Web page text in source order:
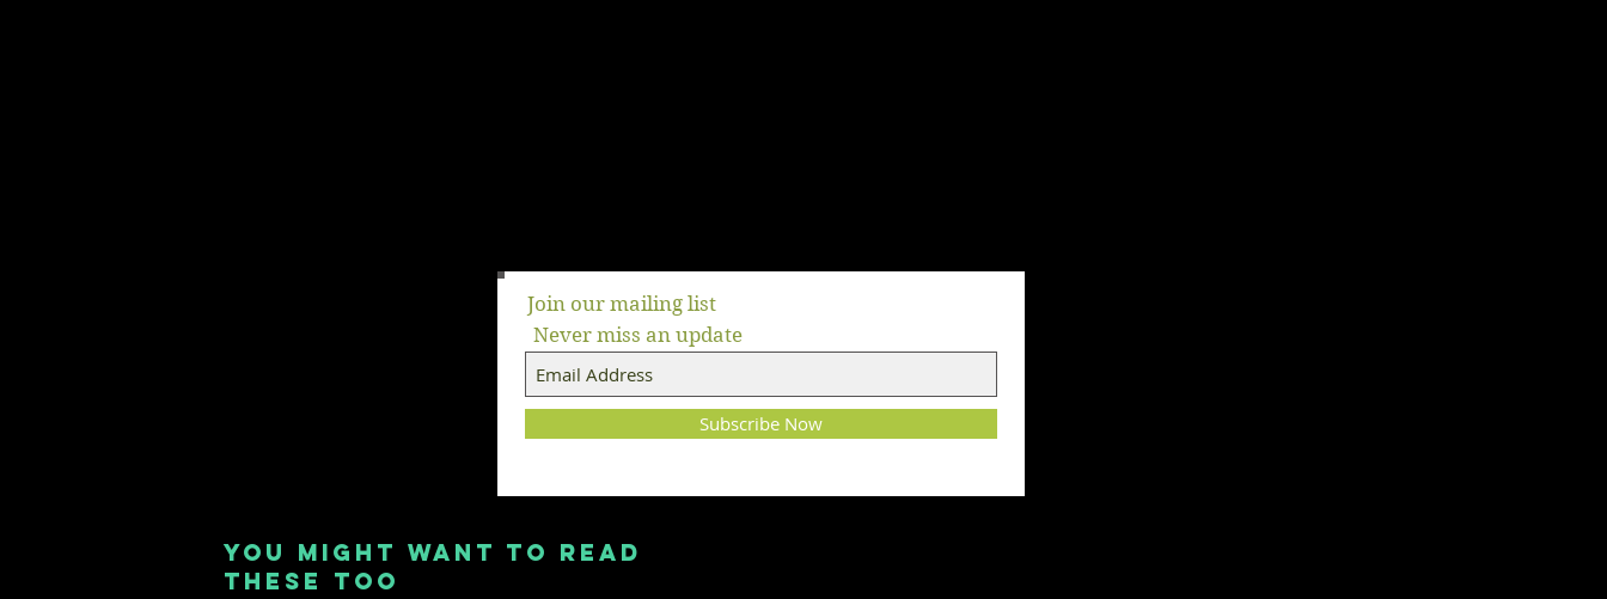
Join our mailing list
Never miss an update
Subscribe Now
YOU MIGHT WANT TO READ
THESE TOO